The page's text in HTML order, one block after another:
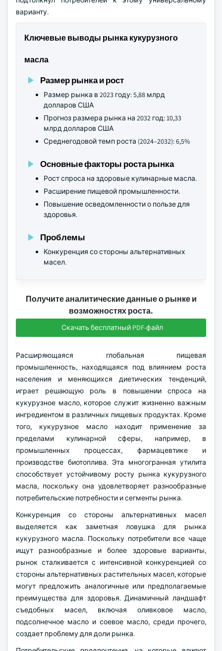
варианту.
Ключевые выводы рынка кукурузного
масла
Размер рынка и рост
Размер рынка в 2023 году: 5,88 млрд
долларов США
Прогноз размера рынка на 2032 год: 10,33
млрд долларов США
Среднегодовой темп роста (2024–2032): 6,5%
Основные факторы роста рынка
Рост спроса на здоровые кулинарные масла.
Расширение пищевой промышленности.
Повышение осведомленности о пользе для
здоровья.
Проблемы
Конкуренция со стороны альтернативных
масел.
Получите аналитические данные о рынке и
возможностях роста.
Скачать бесплатный PDF-файл
Расширяющаяся глобальная пищевая
промышленность, находящаяся под влиянием роста
населения и меняющихся диетических тенденций,
играет решающую роль в повышении спроса на
кукурузное масло, которое служит жизненно важным
ингредиентом в различных пищевых продуктах. Кроме
того, кукурузное масло находит применение за
пределами кулинарной сферы, например, в
промышленных процессах, фармацевтике и
производстве биотоплива. Эта многогранная утилита
способствует устойчивому росту рынка кукурузного
масла, поскольку она удовлетворяет разнообразные
потребительские потребности и сегменты рынка.
Конкуренция со стороны альтернативных масел
выделяется как заметная ловушка для рынка
кукурузного масла. Поскольку потребители все чаще
ищут разнообразные и более здоровые варианты,
рынок сталкивается с интенсивной конкуренцией со
стороны альтернативных растительных масел, которые
могут предложить аналогичные или предполагаемые
преимущества для здоровья. Динамичный ландшафт
съедобных масел, включая оливковое масло,
подсолнечное масло и соевое масло, среди прочего,
создает проблему для доли рынка.